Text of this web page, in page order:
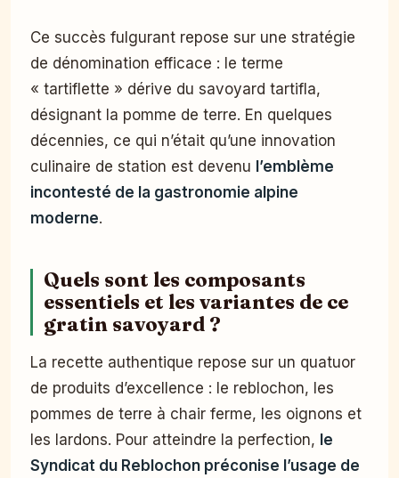
Ce succès fulgurant repose sur une stratégie
de dénomination efficace : le terme
« tartiflette » dérive du savoyard tartifla,
désignant la pomme de terre. En quelques
décennies, ce qui n’était qu’une innovation
culinaire de station est devenu l’emblème
incontesté de la gastronomie alpine
moderne.
Quels sont les composants
essentiels et les variantes de ce
gratin savoyard ?
La recette authentique repose sur un quatuor
de produits d’excellence : le reblochon, les
pommes de terre à chair ferme, les oignons et
les lardons. Pour atteindre la perfection, le
Syndicat du Reblochon préconise l’usage de